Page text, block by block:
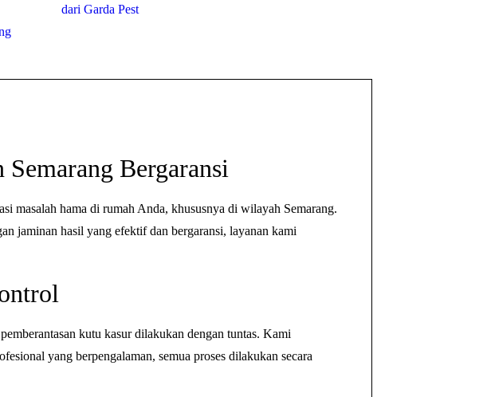
dari Garda Pest
Bergaransi
masalah hama di rumah Anda, khususnya di wilayah Semarang.
jaminan hasil yang efektif dan bergaransi, layanan kami
kutu kasur dilakukan dengan tuntas. Kami
yang berpengalaman, semua proses dilakukan secara